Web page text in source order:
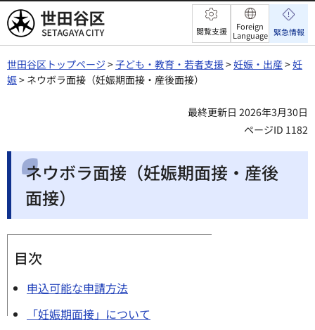
世田谷区 閲覧支援
Foreign
Language 緊急情報
世田谷区トップページ >子ども・教育・若者支援>妊娠・出産>妊
娠> ネウボラ面接（妊娠期面接・産後面接）
最終更新日 2026年3月30日
ページID 1182
ネウボラ面接（妊娠期面接・産後
面接）
目次
申込可能な申請方法
「妊娠期面接」について